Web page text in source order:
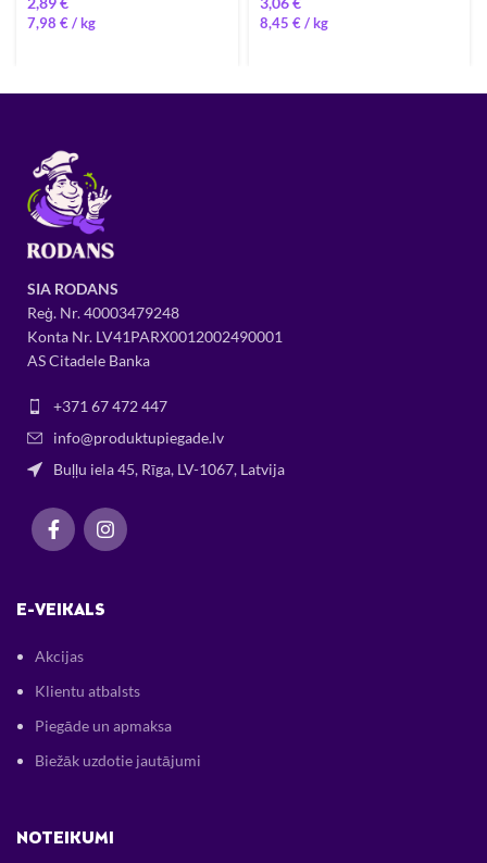
7,98 €/ 8,45 € /
SIA RODANS
Reģ. Nr.40003479248
Konta Nr. LV41PARX0012002490001
AS Citadele Banka
+371 67 472 447
info@produktupiegade.lv
Buļļu iela 45, Rīga, LV-1067, Latvija
E-VEIKALS
Akcijas
Klientu atbalsts
Piegāde un apmaksa
Biežāk uzdotie jautājumi
NOTEIKUMI